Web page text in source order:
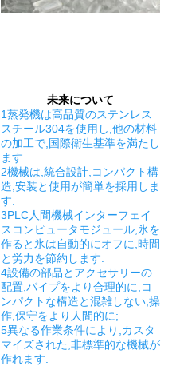
未来について
1蒸発機は高品質のステンレス
スチール304を使用し,他の材料
の加工で,国際衛生基準を満たし
ます.
2機械は,統合設計,コンパクト構
造,安装と使用が簡単を採用しま
す.
3PLC人間機械インターフェイ
スコンピュータモジュール,氷を
作ると氷は自動的にオフに,時間
と労力を節約します.
4設備の部品とアクセサリーの
配置,パイプをより合理的に,コ
ンパクトな構造と混雑しない,操
作,保守をより人間的に;
5異なる作業条件により,カスタ
マイズされた,非標準的な機械が
作れます.